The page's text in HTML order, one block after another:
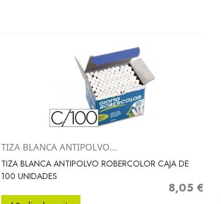
 Vista rápida
TIZA BLANCA ANTIPOLVO...
TIZA BLANCA ANTIPOLVO ROBERCOLOR CAJA DE
100 UNIDADES
Precio
8,05 €